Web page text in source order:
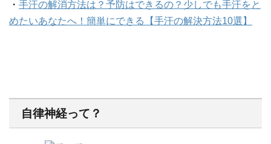
・ 手汗の解消方法は？予防はできるの？少しでも手汗をと
めたいあなたへ！簡単にできる【手汗の解決方法10選】
自律神経って？